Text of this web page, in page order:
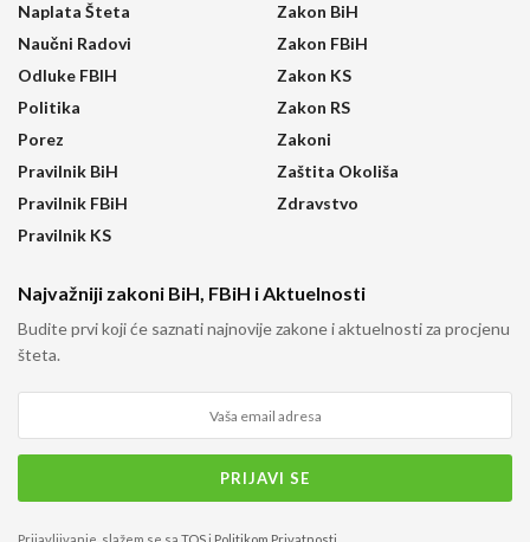
Naplata Šteta
Naučni Radovi
Odluke FBIH
Politika
Porez
Pravilnik BiH
Pravilnik FBiH
Pravilnik KS
Zakon BiH
Zakon FBiH
Zakon KS
Zakon RS
Zakoni
Zaštita Okoliša
Zdravstvo
Najvažniji zakoni BiH, FBiH i Aktuelnosti
Budite prvi koji će saznati najnovije zakone i aktuelnosti za procjenu
šteta.